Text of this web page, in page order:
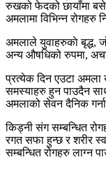
रुखको फेदको छायाँमा
अमलामा विभिन्न रोगहरु
अमलाले युवाहरुकाे बृद्ध,
अन्य औषधिको रुपमा,
प्रत्येक दिन एउटा अमला
समस्याहरु हुन पाउदैन
अमलाको सेवन दैनिक
किड्नी संग सम्बन्धित
रगत सफा हुन्छ र शरीर
सम्बन्धित रोगहरु लाग्न